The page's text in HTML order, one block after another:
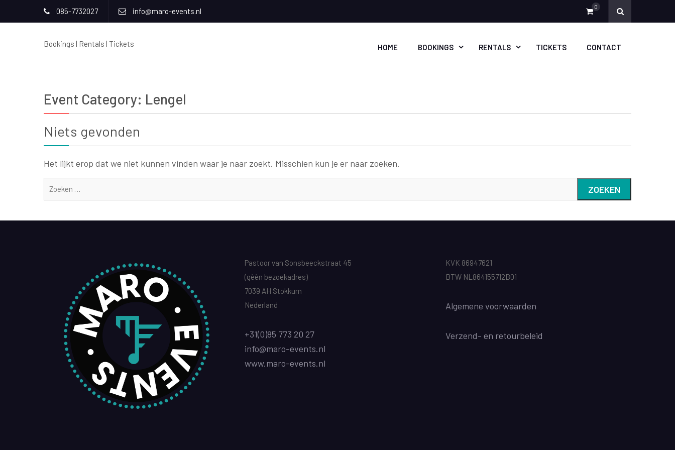
085-7732027 info@maro-events.nl 0
Bookings | Rentals | Tickets HOME BOOKINGS RENTALS TICKETS CONTACT
Event Category: Lengel
Niets gevonden
Het lijkt erop dat we niet kunnen vinden waar je naar zoekt. Misschien kun je er naar zoeken.
Pastoor van Sonsbeeckstraat 45
(gèèn bezoekadres)
7039 AH Stokkum
Nederland
+31(0)85 773 20 27
info@maro-events.nl
www.maro-events.nl
KVK 86947621
BTW NL864155712B01
Algemene voorwaarden
Verzend- en retourbeleid